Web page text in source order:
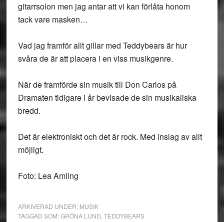
gitarrsolon men jag antar att vi kan förlåta honom
tack vare masken…
Vad jag framför allt gillar med Teddybears är hur
svåra de är att placera i en viss musikgenre.
När de framförde sin musik till Don Carlos på
Dramaten tidigare i år bevisade de sin musikaliska
bredd.
Det är elektroniskt och det är rock. Med inslag av allt
möjligt.
Foto: Lea Amling
ARKIVERAD UNDER: MUSIK
TAGGAD SOM:GRÖNA LUND TEDDYBEARS